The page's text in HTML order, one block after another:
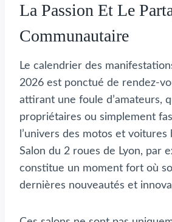
La Passion Et Le
Communautaire
Le calendrier des
2026 est ponctué de rendez-
attirant une foule d’amateurs,
propriétaires ou simplement
l’univers des motos et voitures
Salon du 2 roues de Lyon, par
constitue un moment fort où
dernières nouveautés et